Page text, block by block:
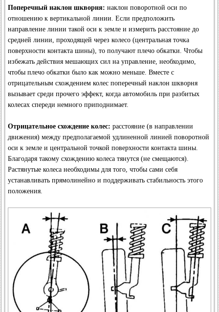
Поперечный наклон шкворня: наклон поворотной оси по
отношению к вертикальной линии. Если предположить
направление линии такой оси к земле и измерить расстояние до
средней линии, проходящей через колесо (центральная точка
поверхности контакта шины), то получают плечо обкатки. Чтобы
избежать действия мешающих сил на управление, необходимо,
чтобы плечо обкатки было как можно меньше. Вместе с
отрицательным схождением колес поперечный наклон шкворня
вызывает среди прочего эффект, когда автомобиль при разбитых
колесах спереди немного приподнимает.
Отрицательное схождение колес: расстояние (в направлении
движения) между предполагаемой удлиненной линией поворотной
оси к земле и центральной точкой поверхности контакта шины.
Благодаря такому схождению колеса тянутся (не смещаются).
Растянутые колеса необходимы для того, чтобы сами себя
устанавливать прямолинейно и поддерживать стабильность этого
положения.